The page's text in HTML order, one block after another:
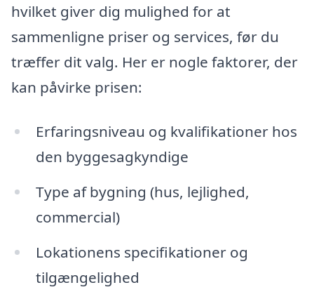
hvilket giver dig mulighed for at
sammenligne priser og services, før du
træffer dit valg. Her er nogle faktorer, der
kan påvirke prisen:
Erfaringsniveau og kvalifikationer hos
den byggesagkyndige
Type af bygning (hus, lejlighed,
commercial)
Lokationens specifikationer og
tilgængelighed